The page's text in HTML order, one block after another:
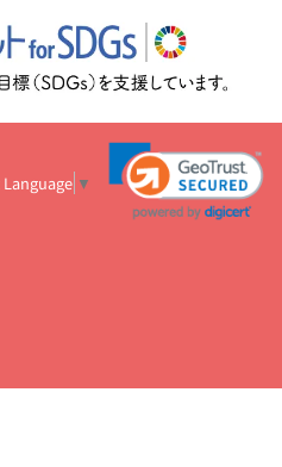
ー
お祝いを贈るときのマナー・
いコラム一覧
誕生日のお花を「色
の予算相場
出産祝いお役立ち情
お祝い花のマナー総まとめ
職
解は？
開店祝いの花 選び方ガイ
CO2排出量削減 / SDGsを考える
▼